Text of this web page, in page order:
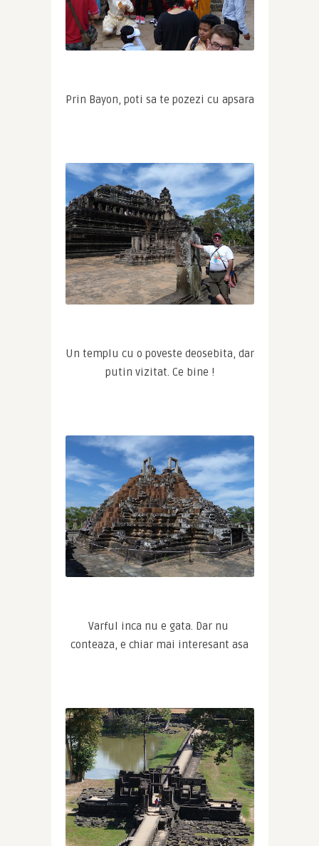
Prin Bayon, poti sa te pozezi cu apsara
Un templu cu o poveste deosebita, dar
putin vizitat. Ce bine !
Varful inca nu e gata. Dar nu
conteaza, e chiar mai interesant asa